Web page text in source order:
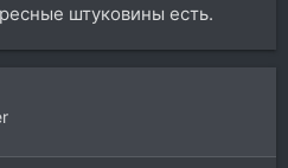
штуковины есть.